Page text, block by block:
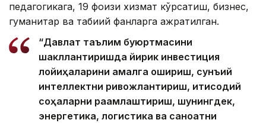
педагогикага, 19 фоизи хизмат кўрсатиш, бизнес,
гуманитар ва табиий фанларга ажратилган.
“Давлат таълим буюртмасини
шакллантиришда йирик инвестиция
лойиҳаларини амалга ошириш, сунъий
интеллектни ривожлантириш, иқтисодий
соҳаларни рақамлаштириш, шунингдек,
энергетика, логистика ва саноатни